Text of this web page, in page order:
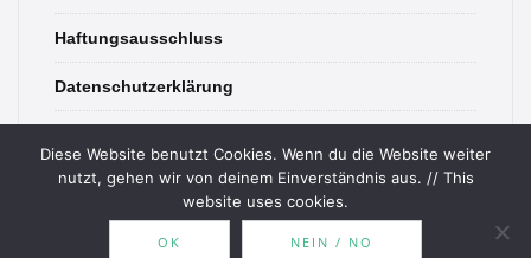
Haftungsausschluss
Datenschutzerklärung
Diese Website benutzt Cookies. Wenn du die Website weiter
nutzt, gehen wir von deinem Einverständnis aus. // This
website uses cookies.
OK NEIN / NO